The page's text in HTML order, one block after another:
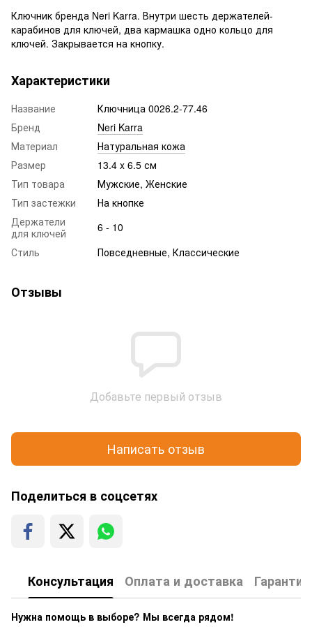
Ключник бренда Neri Karra. Внутри шесть держателей-
карабинов для ключей, два кармашка одно кольцо для
ключей. Закрывается на кнопку.
Характеристики
Название
Ключница 0026.2-77.46
Бренд
Neri Karra
Материал
Натуральная кожа
Размер
13.4 x 6.5 см
Тип товара
Мужские, Женские
Тип застежки
На кнопке
Держатели
для ключей
6 - 10
Стиль
Повседневные, Классические
Отзывы
Добавьте первый отзыв
Написать отзыв
Поделиться в соцсетях
Консультация Оплата и доставка Гарантия
Нужна помощь в выборе? Мы всегда рядом!